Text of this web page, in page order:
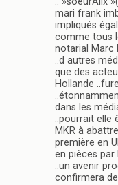
mari frank
impliqués
comme tous
notarial Marc
..d autres
que des
Hollande
dans les
..pourrait elle
MKR à
première en
en pièces par
..un avenir
confirmera